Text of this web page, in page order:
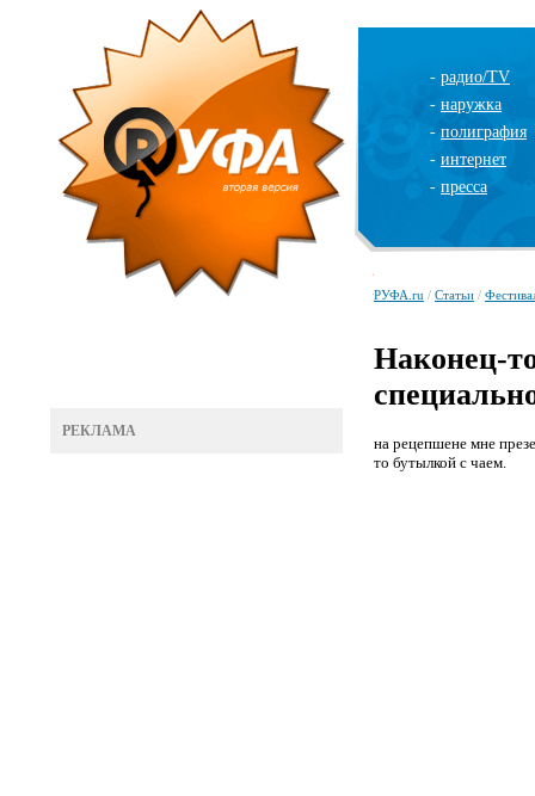
- радио/TV
- наружка
- полиграфия
- интернет
- пресса
РЕКЛАМА
РУФА.ru / Статьи /
Наконец-
на рецепшене мне
то бутылкой с чаем.